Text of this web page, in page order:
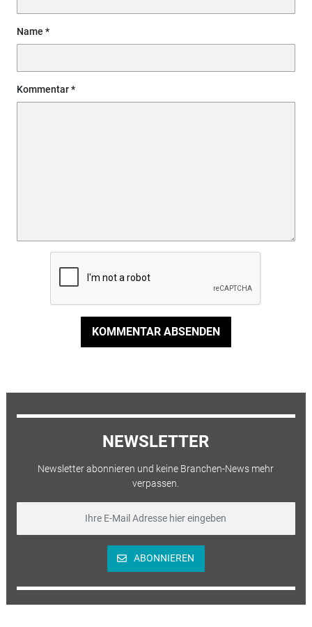
Name
Kommentar
KOMMENTAR ABSENDEN
NEWSLETTER
Newsletter abonnieren und keine Branchen-News mehr
verpassen.
ABONNIEREN